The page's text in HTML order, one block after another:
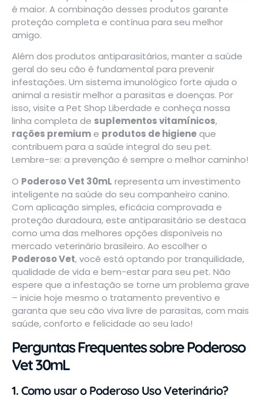
é maior. A combinação desses produtos garante
proteção completa e contínua para seu melhor
amigo.
Além dos produtos antiparasitários, manter a saúde
geral do seu cão é fundamental para prevenir
infestações. Um sistema imunológico forte ajuda o
animal a resistir melhor a parasitas e doenças. Por
isso, visite a Pet Shop Liberdade e conheça nossa
linha completa de suplementos vitamínicos,
rações premiume produtos de higieneque
contribuem para a saúde integral do seu pet.
Lembre-se: a prevenção é sempre o melhor caminho!
O Poderoso Vet 30mL representa um investimento
inteligente na saúde do seu companheiro canino.
Com aplicação simples, eficácia comprovada e
proteção duradoura, este antiparasitário se destaca
como uma das melhores opções disponíveis no
mercado veterinário brasileiro. Ao escolher o
Poderoso Vet, você está optando por tranquilidade,
qualidade de vida e bem-estar para seu pet. Não
espere que a infestação se torne um problema grave
– inicie hoje mesmo o tratamento preventivo e
garanta que seu cão viva livre de parasitas, com mais
saúde, conforto e felicidade ao seu lado!
Perguntas Frequentes sobre Poderoso
Vet 30mL
1. Como usar o Poderoso Uso Veterinário?